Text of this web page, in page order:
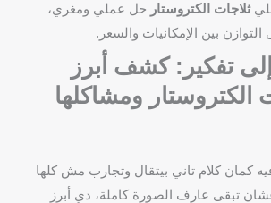
ثلاجات الكتروستار حل عملي ومغري،
بين الإمكانيات والسعر.
تفكير: كشف أبرز
الكتروستار ومشاكلها
كمان كلام تاني بيتقال وتجارب مش كلها
تبقى عارف الصورة كاملة، دي أبرز